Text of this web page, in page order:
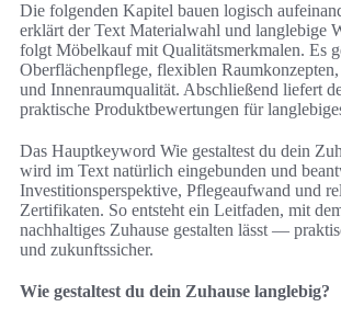
Die folgenden Kapitel bauen logisch
erklärt der Text Materialwahl und langlebige
folgt Möbelkauf mit Qualitätsmerkmalen. Es
Oberflächenpflege, flexiblen
und Innenraumqualität. Abschließend liefert
praktische Produktbewertungen für
Das Hauptkeyword Wie gestaltest du dein
wird im Text natürlich eingebunden und
Investitionsperspektive, Pflegeaufwand und
Zertifikaten. So entsteht ein Leitfaden, mit
nachhaltiges Zuhause gestalten lässt —
und zukunftssicher.
Wie gestaltest du dein Zuhause langlebig?